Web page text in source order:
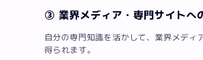
③ 業界メディア・専門サイトへ
自分の専門知識を活かして、業界メディ
得られます。